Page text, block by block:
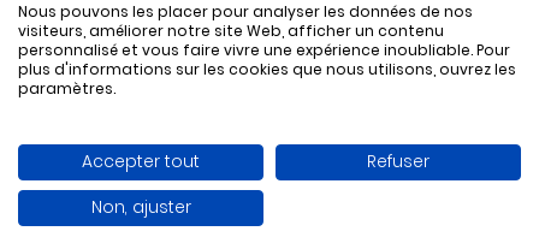
Nous pouvons les placer pour analyser les données de nos
visiteurs, améliorer notre site Web, afficher un contenu
personnalisé et vous faire vivre une expérience inoubliable. Pour
plus d'informations sur les cookies que nous utilisons, ouvrez les
paramètres.
Accepter tout
Refuser
Non, ajuster